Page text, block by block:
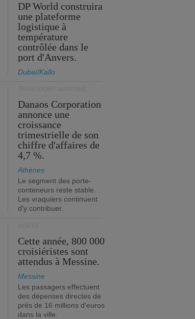
DP World construira
une plateforme
logistique à
température
contrôlée dans le
port d'Anvers.
Dubaï/Kallo
Danaos Corporation
annonce une
croissance
trimestrielle de son
chiffre d'affaires de
4,7 %.
Athènes
Le segment des porte-
conteneurs reste stable.
Les vraquiers continuent
d'y contribuer.
Cette année, 800 000
croisiéristes sont
attendus à Messine.
Messine
Les passagers effectuent
des dépenses directes de
près de 16 millions d'euros
dans la ville.